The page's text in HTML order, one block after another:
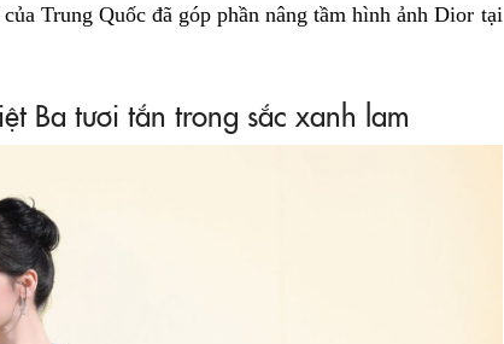
Trung Quốc đã góp phần nâng tầm hình ảnh Dior tại
Ba tươi tắn trong sắc xanh lam